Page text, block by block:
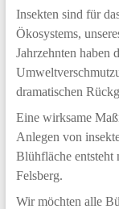
Insekten sind für
Ökosystems,
Jahrzehnten haben
dramatischen
Eine wirksame
Anlegen von
Blühfläche entsteht
Felsberg.
Wir möchten alle